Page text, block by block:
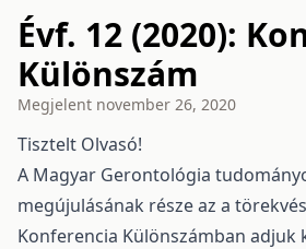
Évf. 12 (2020):
Különszám
Megjelent november 26, 2020
Tisztelt Olvasó!
A Magyar Gerontológia
megújulásának része az a
Konferencia Különszámban adjuk